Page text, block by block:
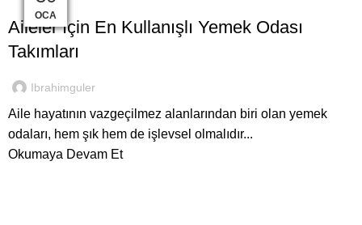
MAR
Aileler İçin En Kullanışlı Yemek Odası
Takımları
Ibrahimguler
Aile hayatının vazgeçilmez alanlarından biri olan yemek
odaları, hem şık hem de işlevsel olmalıdır...
Okumaya Devam Et
MAR
ŞUB
ŞUB
ŞUB
ŞUB
ŞUB
ŞUB
OCA
OCA